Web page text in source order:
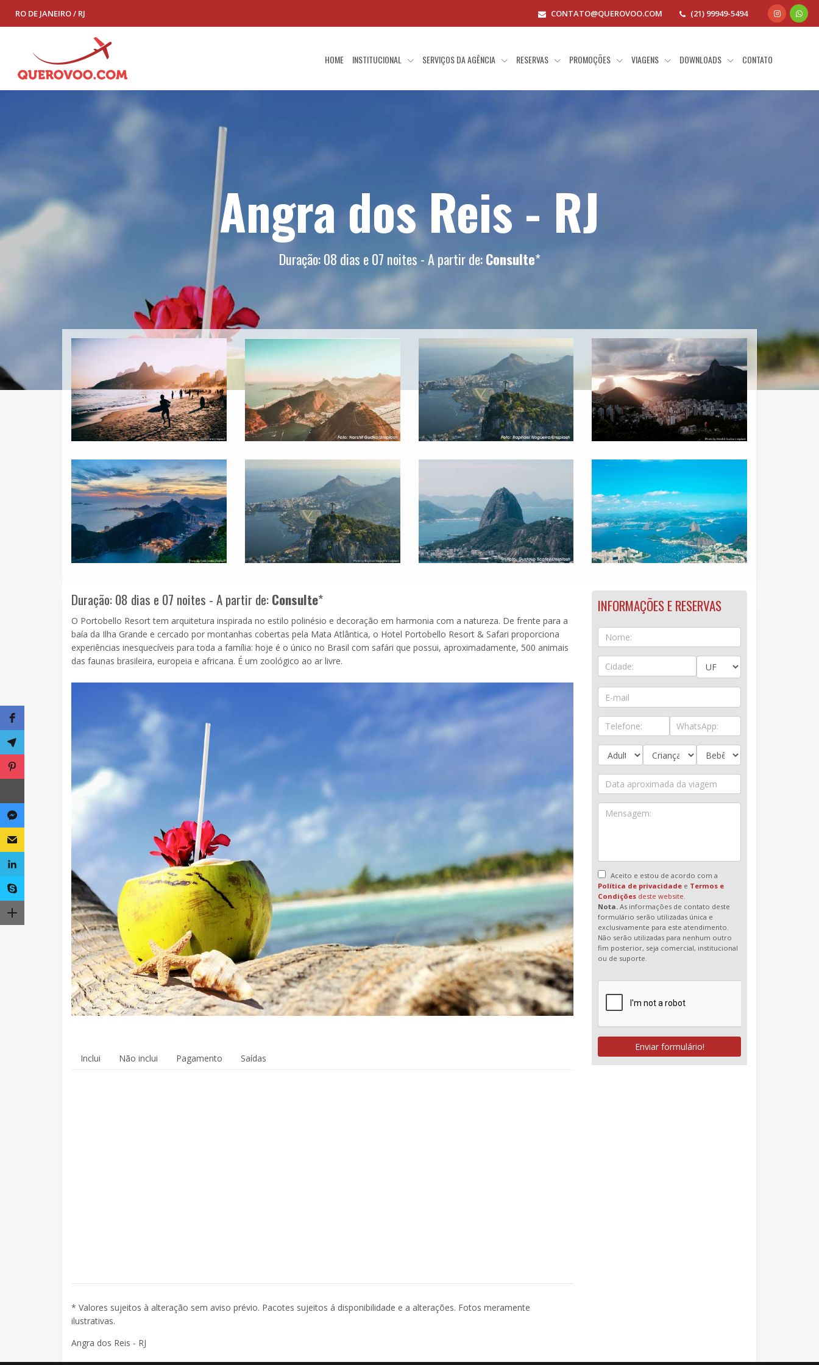
RO DE JANEIRO / RJ CONTATO@QUEROVOO.COM (21) 99949-5494
HOME INSTITUCIONAL SERVIÇOS DA AGÊNCIA RESERVAS PROMOÇÕES VIAGENS DOWNLOADS CONTATO
Angra dos Reis - RJ
Duração: 08 dias e 07 noites - A partir de:Consulte*
Duração: 08 dias e 07 noites - A partir de:Consulte*
O Portobello Resort tem arquitetura inspirada no estilo polinésio e decoração em harmonia com a natureza. De frente para a
baía da Ilha Grande e cercado por montanhas cobertas pela Mata Atlântica, o Hotel Portobello Resort & Safari proporciona
experiências inesquecíveis para toda a família: hoje é o único no Brasil com safári que possui, aproximadamente, 500 animais
das faunas brasileira, europeia e africana. É um zoológico ao ar livre.
Inclui Não inclui Pagamento Saídas
* Valores sujeitos à alteração sem aviso prévio. Pacotes sujeitos á disponibilidade e a alterações. Fotos meramente
ilustrativas.
Angra dos Reis - RJ
INFORMAÇÕES E RESERVAS
Aceito e estou de acordo com a
Política de privacidade e Termos e
Condições deste website.
Nota. As informações de contato deste
formulário serão utilizadas única e
exclusivamente para este atendimento.
Não serão utilizadas para nenhum outro
fim posterior, seja comercial, institucional
ou de suporte.
Enviar formulário!